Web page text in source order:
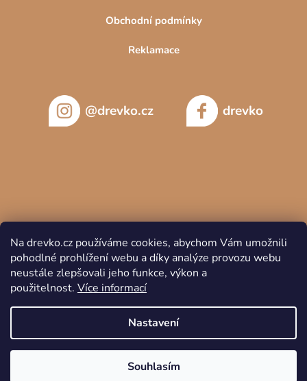
Na drevko.cz používáme cookies, abychom Vám umožnili
pohodlné prohlížení webu a díky analýze provozu webu
neustále zlepšovali jeho funkce, výkon a
použitelnost. Více informací
Nastavení
Souhlasím
Obchodní podmínky
Reklamace
@drevko.cz drevko